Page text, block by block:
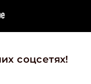
соцсетях!